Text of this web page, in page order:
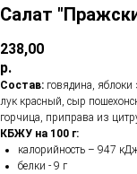
Салат
238,00
р.
Состав: говядина, яблоки
лук красный, сыр
горчица, приправа из
КБЖУ на 100 г:
калорийность – 947
белки - 9 г